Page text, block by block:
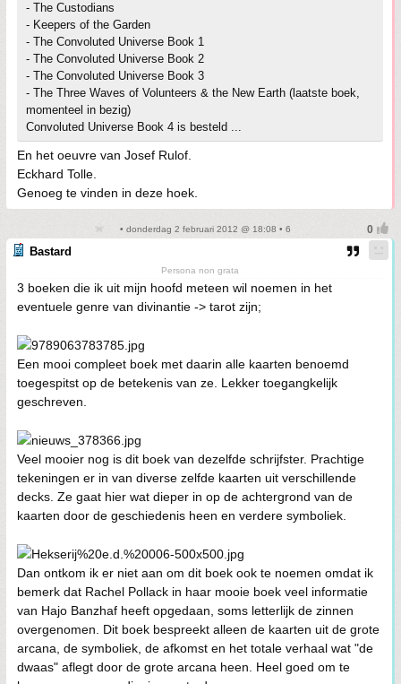
- The Custodians
- Keepers of the Garden
- The Convoluted Universe Book 1
- The Convoluted Universe Book 2
- The Convoluted Universe Book 3
- The Three Waves of Volunteers & the New Earth (laatste boek,
momenteel in bezig)
Convoluted Universe Book 4 is besteld ...
En het oeuvre van Josef Rulof.
Eckhard Tolle.
Genoeg te vinden in deze hoek.
• donderdag 2 februari 2012 @ 18:08 • 6
Bastard
Persona non grata
3 boeken die ik uit mijn hoofd meteen wil noemen in het
eventuele genre van divinantie -> tarot zijn;
Een mooi compleet boek met daarin alle kaarten benoemd
toegespitst op de betekenis van ze. Lekker toegangkelijk
geschreven.
Veel mooier nog is dit boek van dezelfde schrijfster. Prachtige
tekeningen er in van diverse zelfde kaarten uit verschillende
decks. Ze gaat hier wat dieper in op de achtergrond van de
kaarten door de geschiedenis heen en verdere symboliek.
Dan ontkom ik er niet aan om dit boek ook te noemen omdat ik
bemerk dat Rachel Pollack in haar mooie boek veel informatie
van Hajo Banzhaf heeft opgedaan, soms letterlijk de zinnen
overgenomen. Dit boek bespreekt alleen de kaarten uit de grote
arcana, de symboliek, de afkomst en het totale verhaal wat "de
dwaas" aflegt door de grote arcana heen. Heel goed om te